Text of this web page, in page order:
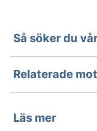
Så söker du
Relaterade
Läs mer